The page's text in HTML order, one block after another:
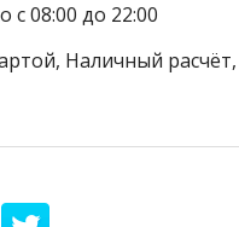
08:00 до 22:00
Наличный